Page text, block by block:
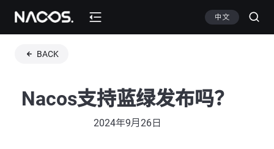
中文
BACK
Nacos支持蓝绿发布吗？
2024年9月26日